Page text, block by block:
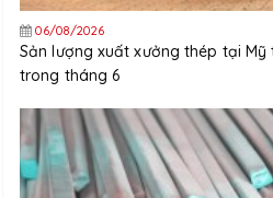
06/08/2026
Sản lượng xuất xưởng thép tại
trong tháng 6